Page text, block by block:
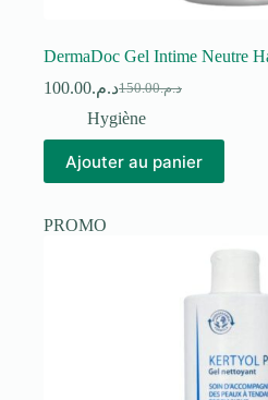
DermaDoc Gel Intime Neutre
د.م.150.00
Le
prix
était :
د.م.100.00
Le
prix
est :
Hygiène
Ajouter au panier
PROMO